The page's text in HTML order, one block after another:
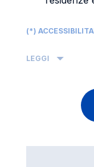
(*)
LEGGI